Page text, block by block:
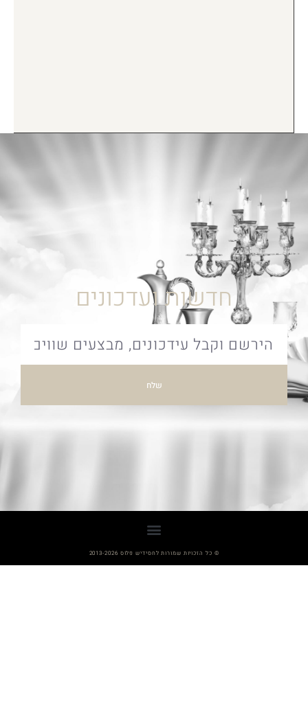
חדשות ועדכונים
שלח
© כל הזכויות שמורות לחסידיש פלוס 2013-2026